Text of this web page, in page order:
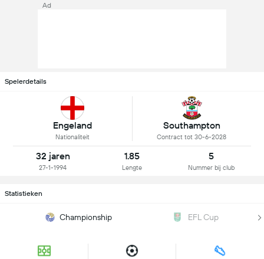
Ad
Spelerdetails
Engeland
Nationaliteit
Southampton
Contract tot 30-6-2028
32 jaren
27-1-1994
1.85
Lengte
5
Nummer bij club
Statistieken
Championship EFL Cup